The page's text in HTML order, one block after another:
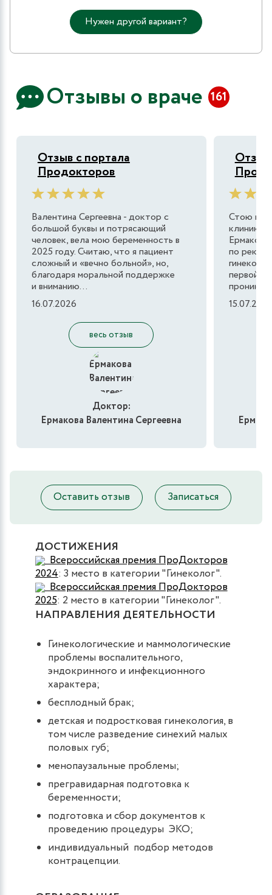
Нужен другой вариант?
Отзывы о враче 161
Отзыв с портала
Продокторов
Валентина Сергеевна - доктор с
большой буквы и потрясающий
человек, вела мою беременность в
2025 году. Считаю, что я пациент
сложный и «вечно больной», но,
благодаря моральной поддержке
и вниманию...
16.07.2026
весь отзыв
Доктор:
Ермакова Валентина Сергеевна
Отзыв
Стою на
клинике
по
первой
Оставить отзыв Записаться
ДОСТИЖЕНИЯ
Всероссийская премия ПроДокторов
2024: 3 место в категории "Гинеколог".
Всероссийская премия ПроДокторов
2025: 2 место в категории "Гинеколог".
НАПРАВЛЕНИЯ ДЕЯТЕЛЬНОСТИ
Гинекологические и маммологические
проблемы воспалительного,
эндокринного и инфекционного
характера;
бесплодный брак;
детская и подростковая гинекология, в
том числе разведение синехий малых
половых губ;
менопаузальные проблемы;
прегравидарная подготовка к
беременности;
подготовка и сбор документов к
проведению процедуры ЭКО;
индивидуальный подбор методов
контрацепции.